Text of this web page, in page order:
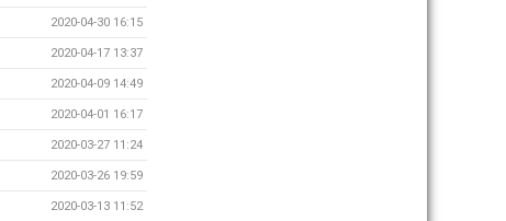
2020-04-30 16:15
2020-04-17 13:37
2020-04-09 14:49
2020-04-01 16:17
2020-03-27 11:24
2020-03-26 19:59
2020-03-13 11:52